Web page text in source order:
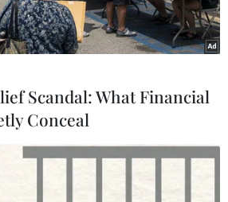
Scandal: What Financial
Conceal